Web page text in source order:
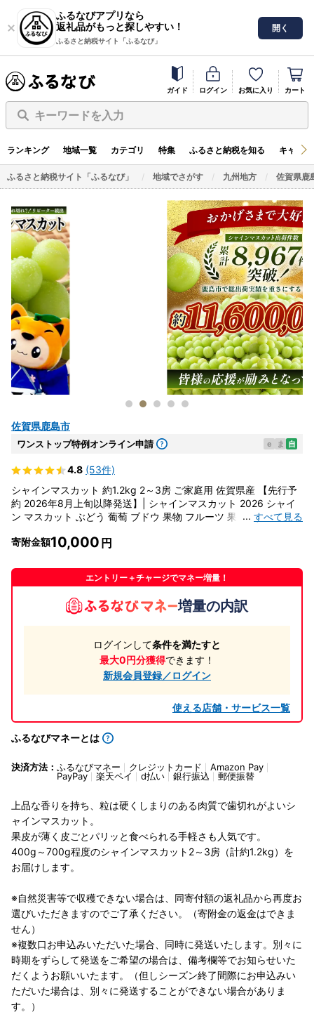
ふるなびアプリなら
返礼品がもっと探しやすい！
ふるさと納税サイト「ふるなび」
開く
ガイド ログイン お気に入り カート
キーワードを入力
ランキング 地域一覧 カテゴリ 特集 ふるさと納税を知る キャン
ふるさと納税サイト「ふるなび」 地域でさがす 九州地方 佐賀県鹿
佐賀県鹿島市
ワンストップ特例オンライン申請 e ま 自
4.8 (53件)
シャインマスカット 約1.2kg 2～3房 ご家庭用 佐賀県産 【先行予
約 2026年8月上旬以降発送】| シャインマスカット 2026 シャイ
ン マスカット ぶどう 葡萄 ブドウ 果物 フルーツ 果実 季節 旬 冷
め B-658
... すべて見る
寄附金額10,000
エントリー＋チャージでマネー増量！
増量の内訳
ログインして条件を満たすと
最大0円分獲得できます！
新規会員登録／ログイン
使える店舗・サービス一覧
ふるなびマネーとは
決済方法： ふるなびマネー クレジットカード
Amazon Pay
PayPay
楽天ペイ d払い 銀行振込 郵便振替
上品な香りを持ち、粒は硬くしまりのある肉質で歯切れがよいシ
ャインマスカット。
果皮が薄く皮ごとパリッと食べられる手軽さも人気です。
400g～700g程度のシャインマスカット2～3房（計約1.2kg）を
お届けします。
※自然災害等で収穫できない場合は、同寄付額の返礼品から再度お
選びいただきますのでご了承ください。（寄附金の返金はできま
せん）
※複数口お申込みいただいた場合、同時に発送いたします。別々に
時期をずらして発送をご希望の場合は、備考欄等でお知らせいた
だくようお願いいたます。（但しシーズン終了間際にお申込みい
ただいた場合は、別々に発送することができない場合がありま
す。）